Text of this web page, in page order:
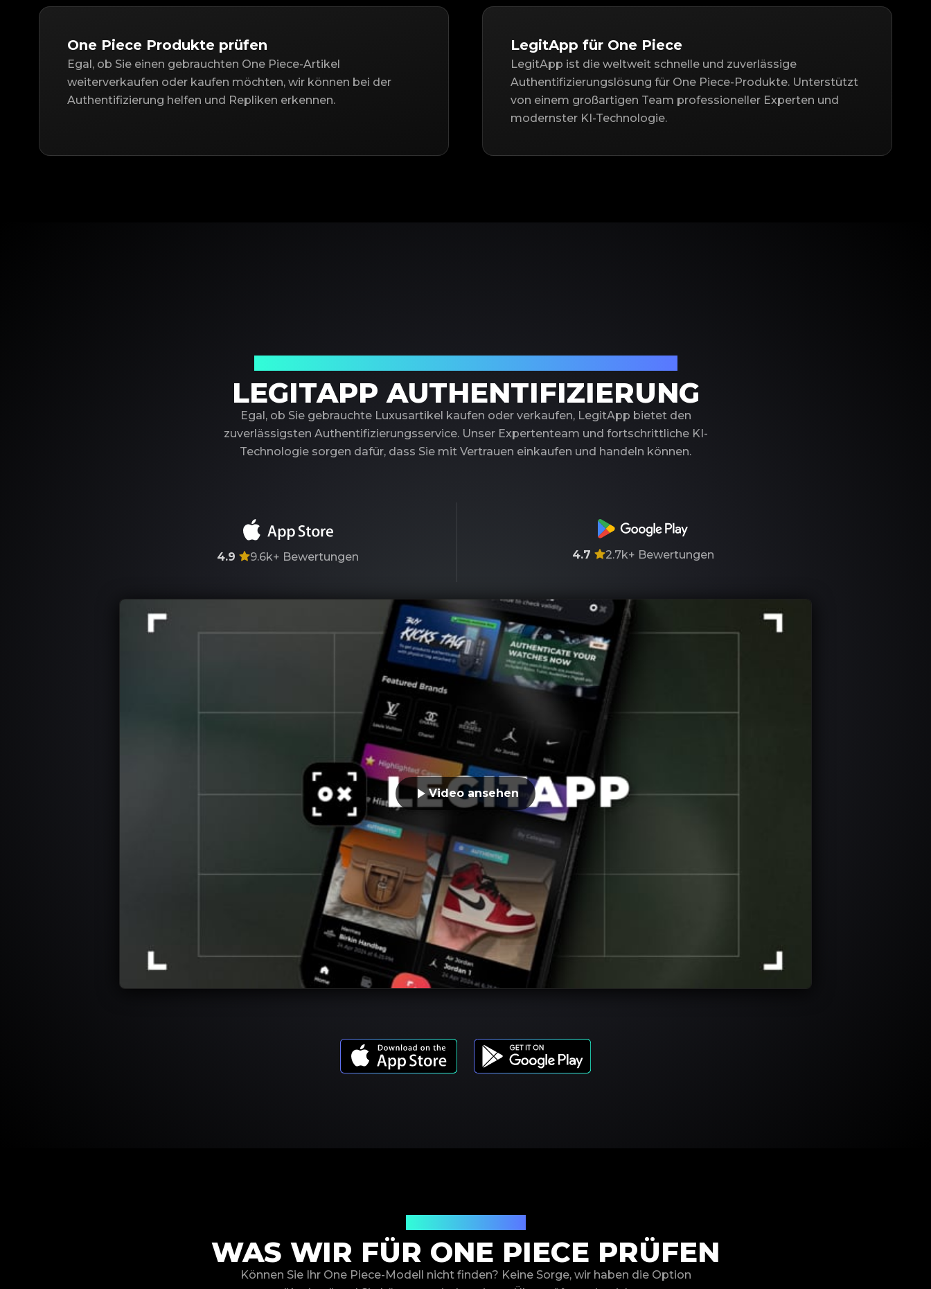
One Piece Produkte prüfen
Egal, ob Sie einen gebrauchten One Piece-Artikel
weiterverkaufen oder kaufen möchten, wir können bei der
Authentifizierung helfen und Repliken erkennen.
LegitApp für One Piece
LegitApp ist die weltweit schnelle und zuverlässige
Authentifizierungslösung für One Piece-Produkte. Unterstützt
von einem großartigen Team professioneller Experten und
modernster KI-Technologie.
LEGITAPP AUTHENTIFIZIERUNG
Egal, ob Sie gebrauchte Luxusartikel kaufen oder verkaufen, LegitApp bietet den
zuverlässigsten Authentifizierungsservice. Unser Expertenteam und fortschrittliche KI-
Technologie sorgen dafür, dass Sie mit Vertrauen einkaufen und handeln können.
4.9 9.6k+ Bewertungen 4.7 2.7k+ Bewertungen
Video ansehen
WAS WIR FÜR ONE PIECE PRÜFEN
Können Sie Ihr One Piece-Modell nicht finden? Keine Sorge, wir haben die Option